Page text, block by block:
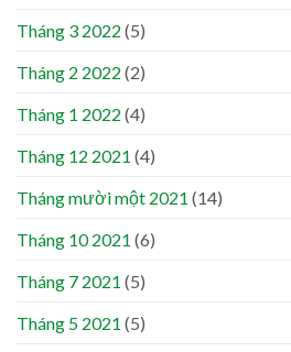
Tháng 3 2022 (5)
Tháng 2 2022 (2)
Tháng 1 2022 (4)
Tháng 12 2021 (4)
Tháng mười một 2021 (14)
Tháng 10 2021 (6)
Tháng 7 2021 (5)
Tháng 5 2021 (5)